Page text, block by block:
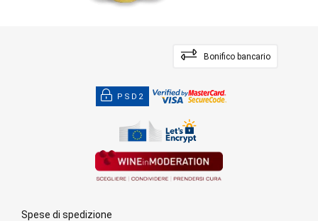
Bonifico bancario
PSD2
Spese di spedizione